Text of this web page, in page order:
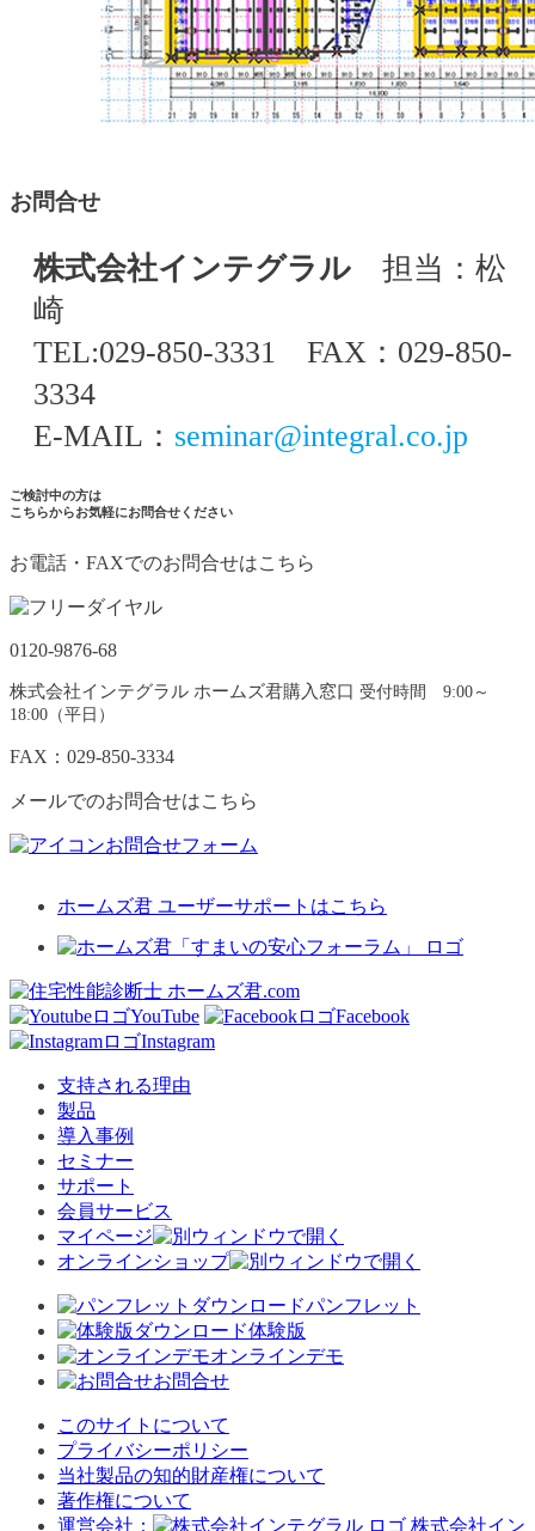
お問合せ
株式会社インテグラル 担当：松
崎
TEL:029-850-3331 FAX：029-850-
3334
E-MAIL： seminar@integral.co.jp
ご検討中の方は
こちらからお気軽にお問合せください
お電話・FAXでのお問合せはこちら
0120-9876-68
株式会社インテグラル ホームズ君購入窓口 受付時間 9:00～
18:00（平日）
FAX：029-850-3334
メールでのお問合せはこちら
お問合せフォーム
ホームズ君 ユーザーサポートはこちら
YouTube
Facebook
Instagram
支持される理由
製品
導入事例
セミナー
サポート
会員サービス
マイページ
オンラインショップ
パンフレット
体験版
オンラインデモ
お問合せ
このサイトについて
プライバシーポリシー
当社製品の知的財産権について
著作権について
運営会社：
株式会社イン